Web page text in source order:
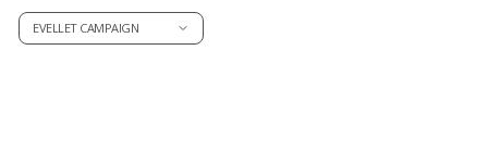
EVELLET CAMPAIGN